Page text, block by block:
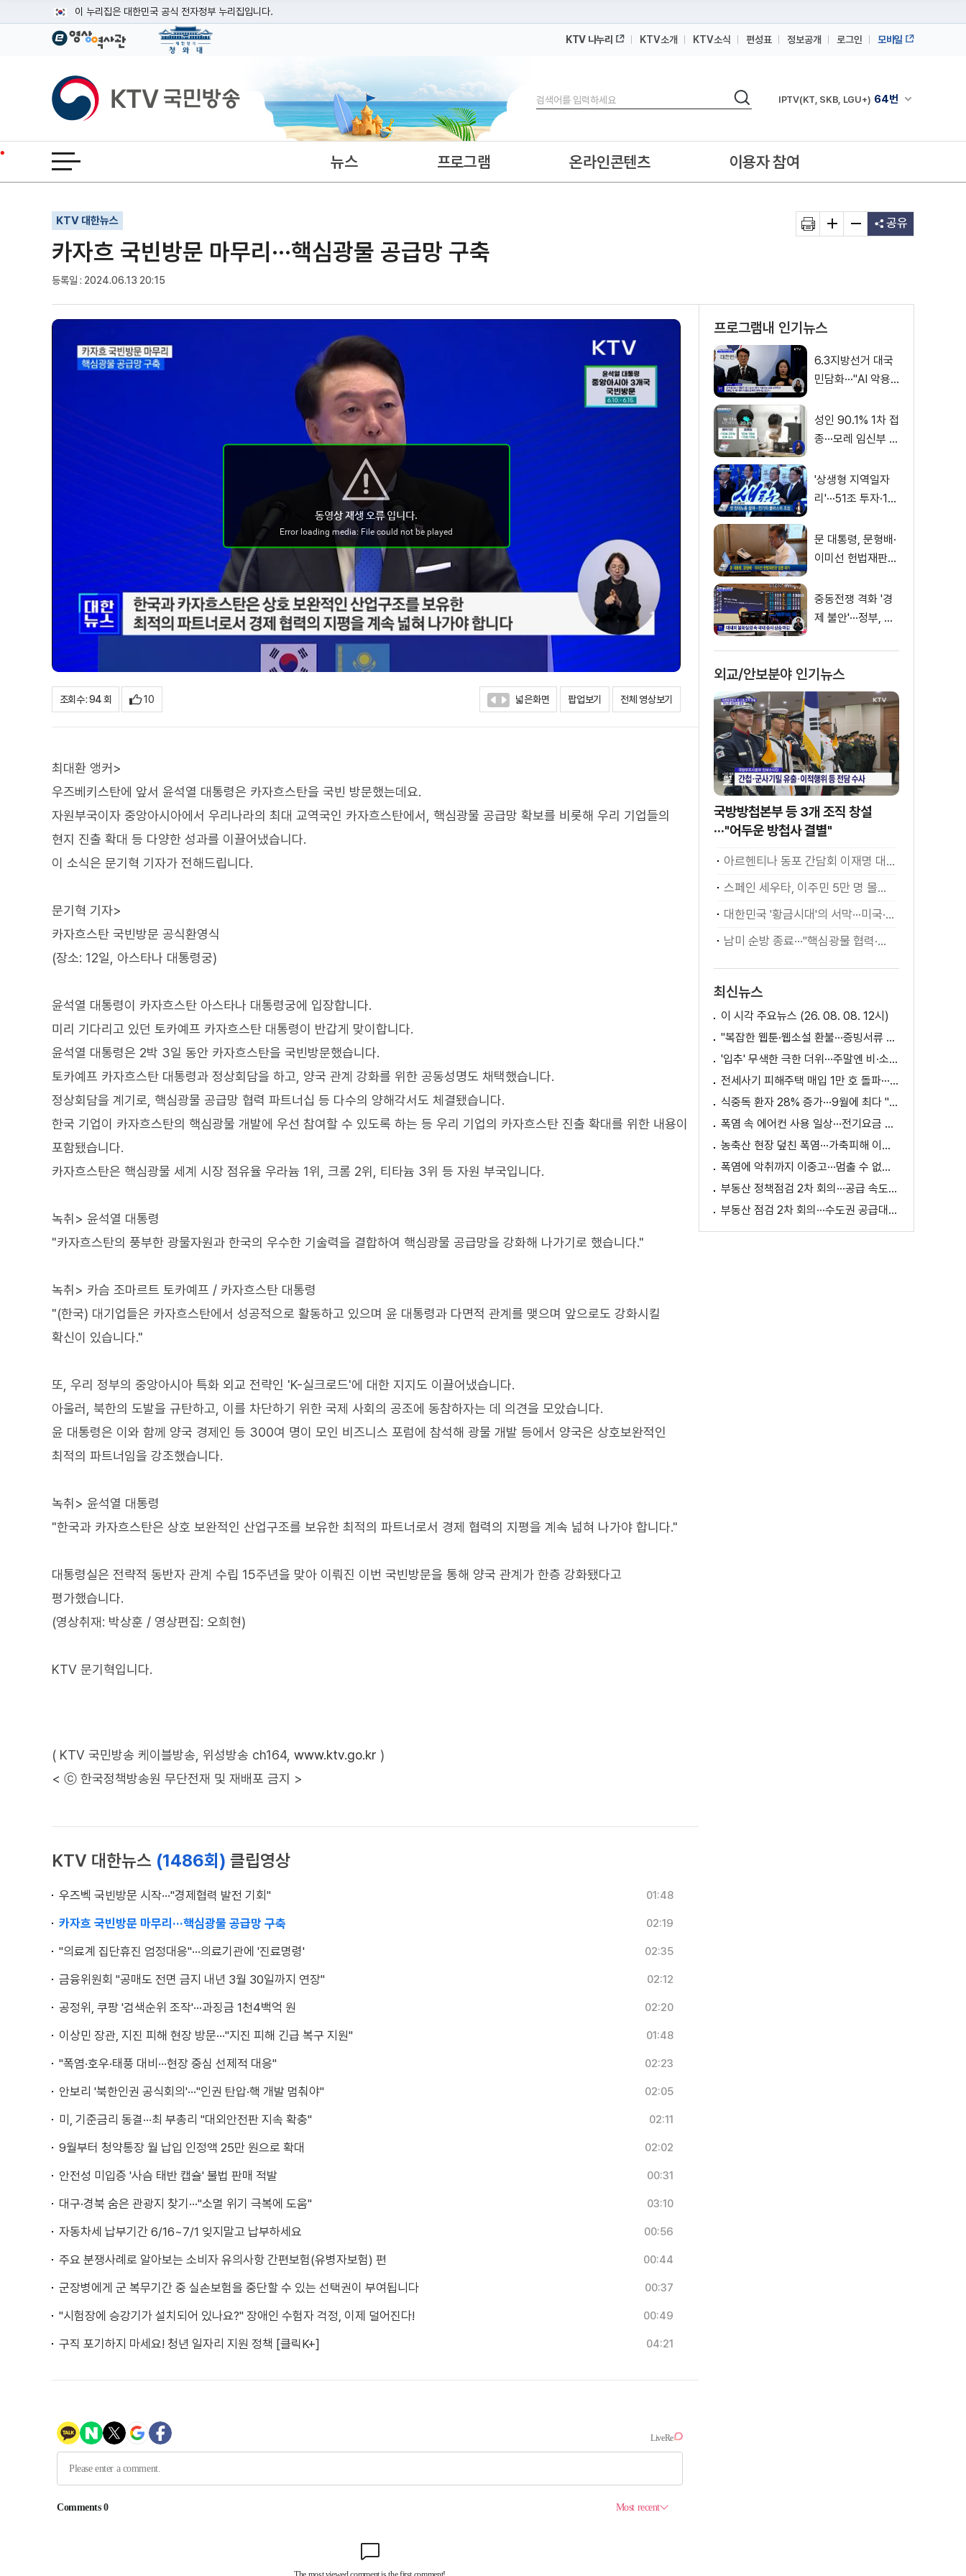
이 누리집은 대한민국 공식 전자정부 누리집입니다.
공식 누리집 주소 확인하기
이밖에 or.kr 또는 .kr등 다른 도메인 주소를 사용하고 있다면 아래 URL에서 도메인 주소를 확인해 보세요
운영중인 공식 누리집보기
KTV 나누리 KTV소개 KTV소식 편성표 정보공개 로그인 모바일
KTV국민방송
검색
검색 채널안내 펼쳐
스카이라이프 164번
스카이라이프 164번
스카이라이프
전체메뉴 열기 뉴스 프로그램 온라인콘텐츠 이용자 참여
KTV 대한뉴스
카자흐 국빈방문 마무리···핵심광물 공급망 구축
등록일 : 2024.06.13 20:15
기사인쇄
글자확대
글자축소 공유
조회수 : 94 회 10 넓은화면 팝업보기 전체 영상보기
최대환 앵커>
우즈베키스탄에 앞서 윤석열 대통령은 카자흐스탄을 국빈 방문했는데요.
자원부국이자 중앙아시아에서 우리나라의 최대 교역국인 카자흐스탄에서, 핵심광물 공급망 확보를 비롯해 우리 기업들의
현지 진출 확대 등 다양한 성과를 이끌어냈습니다.
이 소식은 문기혁 기자가 전해드립니다.
문기혁 기자>
카자흐스탄 국빈방문 공식환영식
(장소: 12일, 아스타나 대통령궁)
윤석열 대통령이 카자흐스탄 아스타나 대통령궁에 입장합니다.
미리 기다리고 있던 토카예프 카자흐스탄 대통령이 반갑게 맞이합니다.
윤석열 대통령은 2박 3일 동안 카자흐스탄을 국빈방문했습니다.
토카예프 카자흐스탄 대통령과 정상회담을 하고, 양국 관계 강화를 위한 공동성명도 채택했습니다.
정상회담을 계기로, 핵심광물 공급망 협력 파트너십 등 다수의 양해각서도 체결됐습니다.
한국 기업이 카자흐스탄의 핵심광물 개발에 우선 참여할 수 있도록 하는 등 우리 기업의 카자흐스탄 진출 확대를 위한 내용이
포함됐습니다.
카자흐스탄은 핵심광물 세계 시장 점유율 우라늄 1위, 크롬 2위, 티타늄 3위 등 자원 부국입니다.
녹취> 윤석열 대통령
"카자흐스탄의 풍부한 광물자원과 한국의 우수한 기술력을 결합하여 핵심광물 공급망을 강화해 나가기로 했습니다."
녹취> 카슴 조마르트 토카예프 / 카자흐스탄 대통령
"(한국) 대기업들은 카자흐스탄에서 성공적으로 활동하고 있으며 윤 대통령과 다면적 관계를 맺으며 앞으로도 강화시킬
확신이 있습니다."
또, 우리 정부의 중앙아시아 특화 외교 전략인 'K-실크로드'에 대한 지지도 이끌어냈습니다.
아울러, 북한의 도발을 규탄하고, 이를 차단하기 위한 국제 사회의 공조에 동참하자는 데 의견을 모았습니다.
윤 대통령은 이와 함께 양국 경제인 등 300여 명이 모인 비즈니스 포럼에 참석해 광물 개발 등에서 양국은 상호보완적인
최적의 파트너임을 강조했습니다.
녹취> 윤석열 대통령
"한국과 카자흐스탄은 상호 보완적인 산업구조를 보유한 최적의 파트너로서 경제 협력의 지평을 계속 넓혀 나가야 합니다."
대통령실은 전략적 동반자 관계 수립 15주년을 맞아 이뤄진 이번 국빈방문을 통해 양국 관계가 한층 강화됐다고
평가했습니다.
(영상취재: 박상훈 / 영상편집: 오희현)
KTV 문기혁입니다.
( KTV 국민방송 케이블방송, 위성방송 ch164, www.ktv.go.kr )
< ⓒ 한국정책방송원 무단전재 및 재배포 금지 >
KTV 대한뉴스 (1486회) 클립영상
우즈벡 국빈방문 시작···"경제협력 발전 기회" 01:48
카자흐 국빈방문 마무리···핵심광물 공급망 구축 02:19
"의료계 집단휴진 엄정대응"···의료기관에 '진료명령' 02:35
금융위원회 "공매도 전면 금지 내년 3월 30일까지 연장" 02:12
공정위, 쿠팡 '검색순위 조작'···과징금 1천4백억 원 02:20
이상민 장관, 지진 피해 현장 방문···"지진 피해 긴급 복구 지원" 01:48
"폭염·호우·태풍 대비···현장 중심 선제적 대응" 02:23
안보리 '북한인권 공식회의'···"인권 탄압·핵 개발 멈춰야" 02:05
미, 기준금리 동결···최 부총리 "대외안전판 지속 확충" 02:11
9월부터 청약통장 월 납입 인정액 25만 원으로 확대 02:02
안전성 미입증 '사슴 태반 캡슐' 불법 판매 적발 00:31
대구·경북 숨은 관광지 찾기···"소멸 위기 극복에 도움" 03:10
자동차세 납부기간 6/16~7/1 잊지말고 납부하세요 00:56
주요 분쟁사례로 알아보는 소비자 유의사항 간편보험(유병자보험) 편 00:44
군장병에게 군 복무기간 중 실손보험을 중단할 수 있는 선택권이 부여됩니다 00:37
"시험장에 승강기가 설치되어 있나요?" 장애인 수험자 걱정, 이제 덜어진다! 00:49
구직 포기하지 마세요! 청년 일자리 지원 정책 [클릭K+] 04:21
프로그램내 인기뉴스
6.3지방선거 대국
민담화···"AI 악용
성인 90.1% 1차 접
종···모레 임신부 사
'상생형 지역일자
리'···51조 투자·13
문 대통령, 문형배·
이미선 헌법재판관
중동전쟁 격화 '경
제 불안'···정부, 금
소화
외교/안보분야 인기뉴스
국방방첩본부 등 3개 조직 창설
···"어두운 방첩사 결별"
아르헨티나 동포 간담회 이재명 대통령 모두발언
스페인 세우타, 이주민 5만 명 몰려 [월드 투데이]
대한민국 '황금시대'의 서막···미국·남미 순방 성과 총정리 [정.주.행]
남미 순방 종료···"핵심광물 협력·원유 수입선 확대"
최신뉴스
이 시각 주요뉴스 (26. 08. 08. 12시)
"복잡한 웹툰·웹소설 환불···증빙서류 요구까지"
'입추' 무색한 극한 더위···주말엔 비·소나기
전세사기 피해주택 매입 1만 호 돌파···피해 지원 속도
식중독 환자 28% 증가···9월에 최다 "입추 방심 금물"
폭염 속 에어컨 사용 일상···전기요금 줄이려면?
농축산 현장 덮친 폭염···가축피해 이틀 새 28만 마리↑
폭염에 악취까지 이중고···멈출 수 없는 필수노동
부동산 정책점검 2차 회의···공급 속도전 본격화하나
부동산 점검 2차 회의···수도권 공급대책 논의